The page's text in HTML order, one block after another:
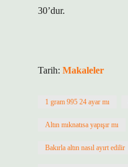
30’dur.
Tarih: Makaleler
1 gram 995 24 ayar mı
Altın mıknatısa yapışır mı
Bakırla altın nasıl ayırt edilir